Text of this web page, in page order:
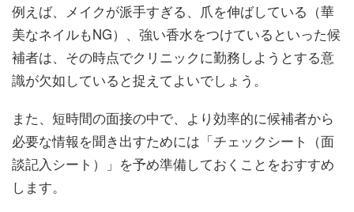
例えば、メイクが派手すぎる、爪を伸ばしている（華
美なネイルもNG）、強い香水をつけているといった候
補者は、その時点でクリニックに勤務しようとする意
識が欠如していると捉えてよいでしょう。
また、短時間の面接の中で、より効率的に候補者から
必要な情報を聞き出すためには「チェックシート（面
談記入シート）」を予め準備しておくことをおすすめ
します。